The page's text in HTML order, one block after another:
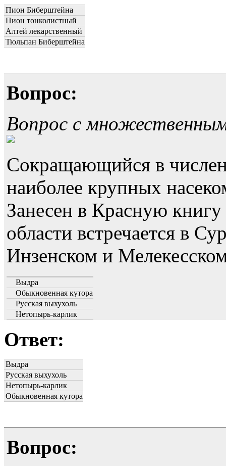
Пион Биберштейна
Пион тонколистный
Алтей лекарственный
Тюльпан Биберштейна
Вопрос:
Вопрос с
Сокращающийся в
наиболее крупных
Занесен в Красную
области встречается в
Инзенском и
Выдра
Обыкновенная кутора
Русская выхухоль
Нетопырь-карлик
Ответ:
Выдра
Русская выхухоль
Нетопырь-карлик
Обыкновенная кутора
Вопрос: